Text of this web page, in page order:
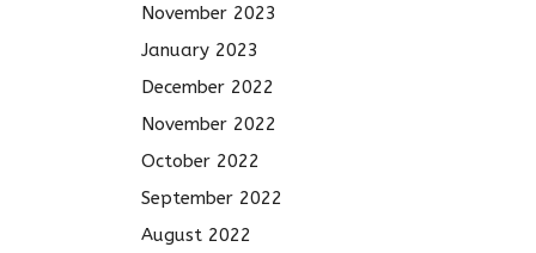
November 2023
January 2023
December 2022
November 2022
October 2022
September 2022
August 2022